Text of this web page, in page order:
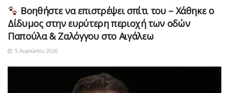
Βοηθήστε να επιστρέψει σπίτι του – Χάθηκε ο
Δίδυμος στην ευρύτερη περιοχή των οδών
Παπούλα & Ζαλόγγου στο Αιγάλεω
5 Αυγούστου 2026